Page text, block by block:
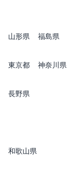
山形県
福島県
東京都
神奈川県
長野県
和歌山県